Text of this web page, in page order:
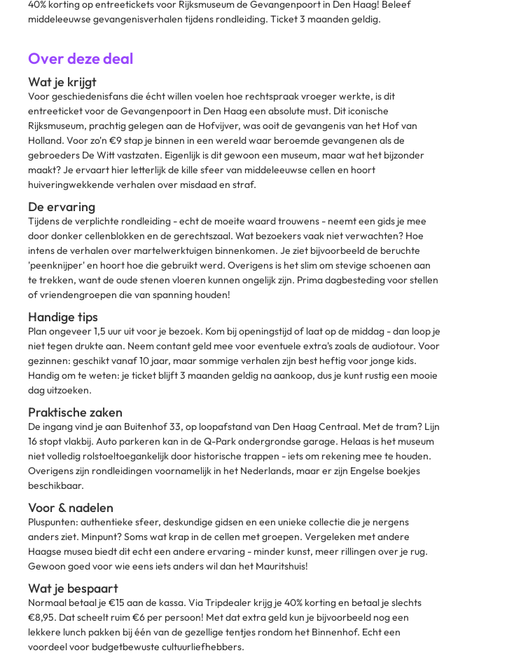
40% korting op entreetickets voor Rijksmuseum de Gevangenpoort in Den Haag! Beleef
middeleeuwse gevangenisverhalen tijdens rondleiding. Ticket 3 maanden geldig.
Over deze deal
Wat je krijgt
Voor geschiedenisfans die écht willen voelen hoe rechtspraak vroeger werkte, is dit
entreeticket voor de Gevangenpoort in Den Haag een absolute must. Dit iconische
Rijksmuseum, prachtig gelegen aan de Hofvijver, was ooit de gevangenis van het Hof van
Holland. Voor zo'n €9 stap je binnen in een wereld waar beroemde gevangenen als de
gebroeders De Witt vastzaten. Eigenlijk is dit gewoon een museum, maar wat het bijzonder
maakt? Je ervaart hier letterlijk de kille sfeer van middeleeuwse cellen en hoort
huiveringwekkende verhalen over misdaad en straf.
De ervaring
Tijdens de verplichte rondleiding - echt de moeite waard trouwens - neemt een gids je mee
door donker cellenblokken en de gerechtszaal. Wat bezoekers vaak niet verwachten? Hoe
intens de verhalen over martelwerktuigen binnenkomen. Je ziet bijvoorbeeld de beruchte
'peenknijper' en hoort hoe die gebruikt werd. Overigens is het slim om stevige schoenen aan
te trekken, want de oude stenen vloeren kunnen ongelijk zijn. Prima dagbesteding voor stellen
of vriendengroepen die van spanning houden!
Handige tips
Plan ongeveer 1,5 uur uit voor je bezoek. Kom bij openingstijd of laat op de middag - dan loop je
niet tegen drukte aan. Neem contant geld mee voor eventuele extra's zoals de audiotour. Voor
gezinnen: geschikt vanaf 10 jaar, maar sommige verhalen zijn best heftig voor jonge kids.
Handig om te weten: je ticket blijft 3 maanden geldig na aankoop, dus je kunt rustig een mooie
dag uitzoeken.
Praktische zaken
De ingang vind je aan Buitenhof 33, op loopafstand van Den Haag Centraal. Met de tram? Lijn
16 stopt vlakbij. Auto parkeren kan in de Q-Park ondergrondse garage. Helaas is het museum
niet volledig rolstoeltoegankelijk door historische trappen - iets om rekening mee te houden.
Overigens zijn rondleidingen voornamelijk in het Nederlands, maar er zijn Engelse boekjes
beschikbaar.
Voor & nadelen
Pluspunten: authentieke sfeer, deskundige gidsen en een unieke collectie die je nergens
anders ziet. Minpunt? Soms wat krap in de cellen met groepen. Vergeleken met andere
Haagse musea biedt dit echt een andere ervaring - minder kunst, meer rillingen over je rug.
Gewoon goed voor wie eens iets anders wil dan het Mauritshuis!
Wat je bespaart
Normaal betaal je €15 aan de kassa. Via Tripdealer krijg je 40% korting en betaal je slechts
€8,95. Dat scheelt ruim €6 per persoon! Met dat extra geld kun je bijvoorbeeld nog een
lekkere lunch pakken bij één van de gezellige tentjes rondom het Binnenhof. Echt een
voordeel voor budgetbewuste cultuurliefhebbers.